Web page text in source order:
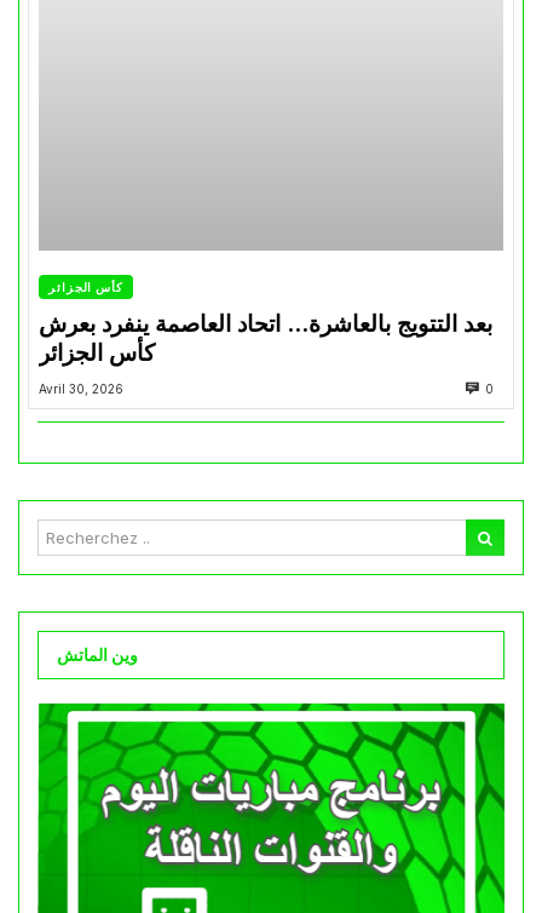
كأس الجزائر
بعد التتويج بالعاشرة… اتحاد العاصمة ينفرد بعرش
كأس الجزائر
Avril 30, 2026 0
وين الماتش